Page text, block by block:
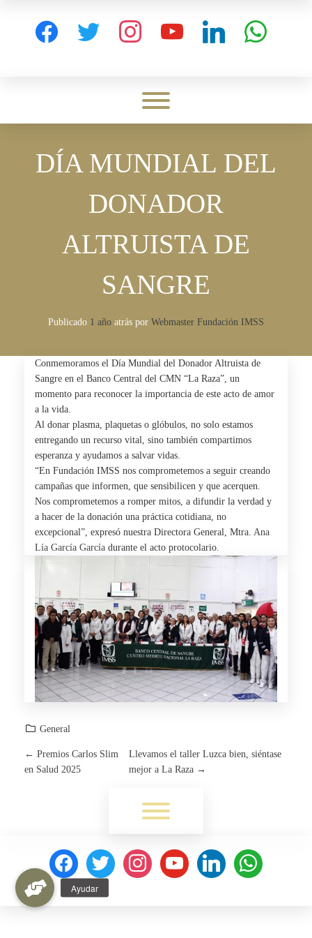
facebook twitter instagram youtube linkedin whatsapp
Toggle menu visibility.
DÍA MUNDIAL DEL
DONADOR
ALTRUISTA DE
SANGRE
Publicado 1 año atrás por Webmaster Fundación IMSS
Conmemoramos el Día Mundial del Donador Altruista de
Sangre en el Banco Central del CMN “La Raza”, un
momento para reconocer la importancia de este acto de amor
a la vida.
Al donar plasma, plaquetas o glóbulos, no solo estamos
entregando un recurso vital, sino también compartimos
esperanza y ayudamos a salvar vidas.
“En Fundación IMSS nos comprometemos a seguir creando
campañas que informen, que sensibilicen y que acerquen.
Nos comprometemos a romper mitos, a difundir la verdad y
a hacer de la donación una práctica cotidiana, no
excepcional”, expresó nuestra Directora General, Mtra. Ana
Lía García García durante el acto protocolario.
General
P
T
N
← Premios Carlos Slim
en Salud 2025
Llevamos el taller Luzca bien, siéntase
mejor a La Raza →
facebook twitter instagram youtube linkedin whatsapp